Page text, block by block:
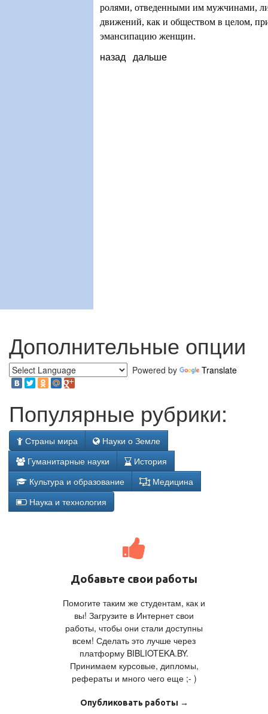
ролями, отведенными им мужчинами,
движений, как и обществом в целом,
эмансипацию женщин.
назад дальше
Дополнительные опции
Powered by Translate
Популярные рубрики:
Страны мира
Науки о Земле
Гуманитарные науки
История
Культура и образование
Медицина
Наука и технология
Добавьте свои работы
Помогите таким же студентам, как и
вы! Загрузите в Интернет свои
работы, чтобы они стали доступны
всем! Сделать это лучше через
платформу BIBLIOTEKA.BY.
Принимаем курсовые, дипломы,
рефераты и много чего еще ;- )
Опубликовать работы →